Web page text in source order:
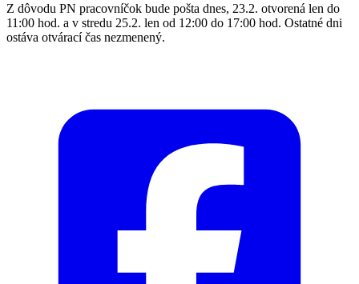
Z dôvodu PN pracovníčok bude pošta dnes, 23.2. otvorená len do
11:00 hod. a v stredu 25.2. len od 12:00 do 17:00 hod. Ostatné dni
ostáva otvárací čas nezmenený.